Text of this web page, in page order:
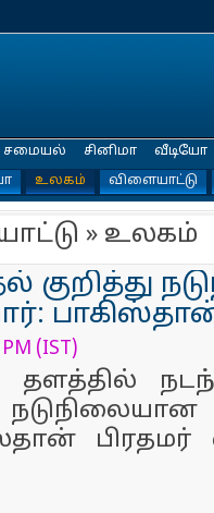
உலகம் விளையாட்டு
சமையல் சினிமா வீடியோ
» உலகம்
குறித்து
(IST)
தளத்தில்